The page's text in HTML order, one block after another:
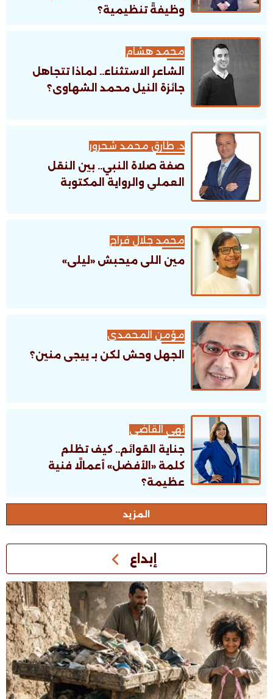
وظيفةً تنظيمية؟
محمد هشام
الشاعر الاستثناء.. لماذا تتجاهل
جائزة النيل محمد الشهاوى؟
د. طارق محمد شحرور
صفة صلاة النبي.. بين النقل
العملي والرواية المكتوبة
محمد جلال فراج
مين اللى ميحبش «ليلى»
مؤمن المحمدى
الجهل وحش لكن بـ ييجى منين؟
نهى القاضى
جناية القوائم.. كيف تظلم
كلمة «الأفضل» أعمالًا فنية
عظيمة؟
اﻟﻤﺰﻳﺪ
إبداع